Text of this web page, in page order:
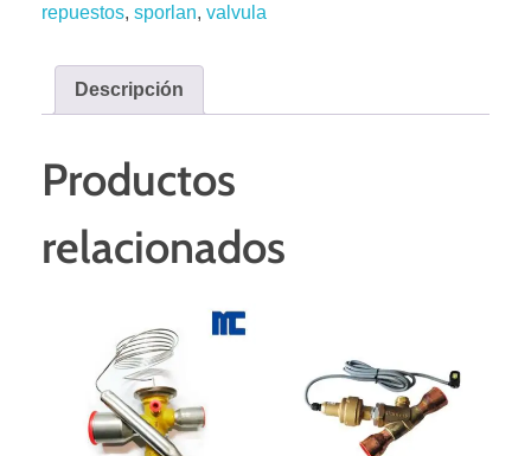
repuestos, sporlan, valvula
Descripción
Productos
relacionados